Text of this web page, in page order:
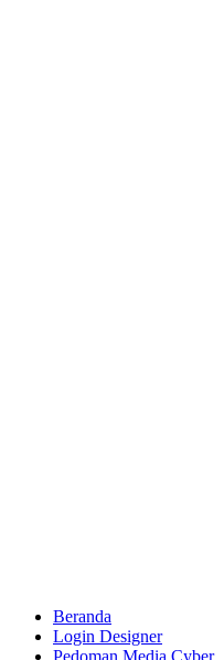
Beranda
Login Designer
Pedoman Media Cyber